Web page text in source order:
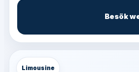
Besök
Limousine